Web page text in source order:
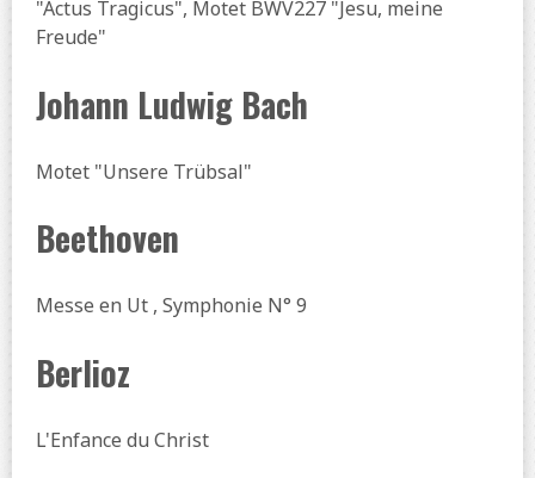
"Actus Tragicus", Motet BWV227 "Jesu, meine
Freude"
Johann Ludwig Bach
Motet "Unsere Trübsal"
Beethoven
Messe en Ut , Symphonie N° 9
Berlioz
L'Enfance du Christ